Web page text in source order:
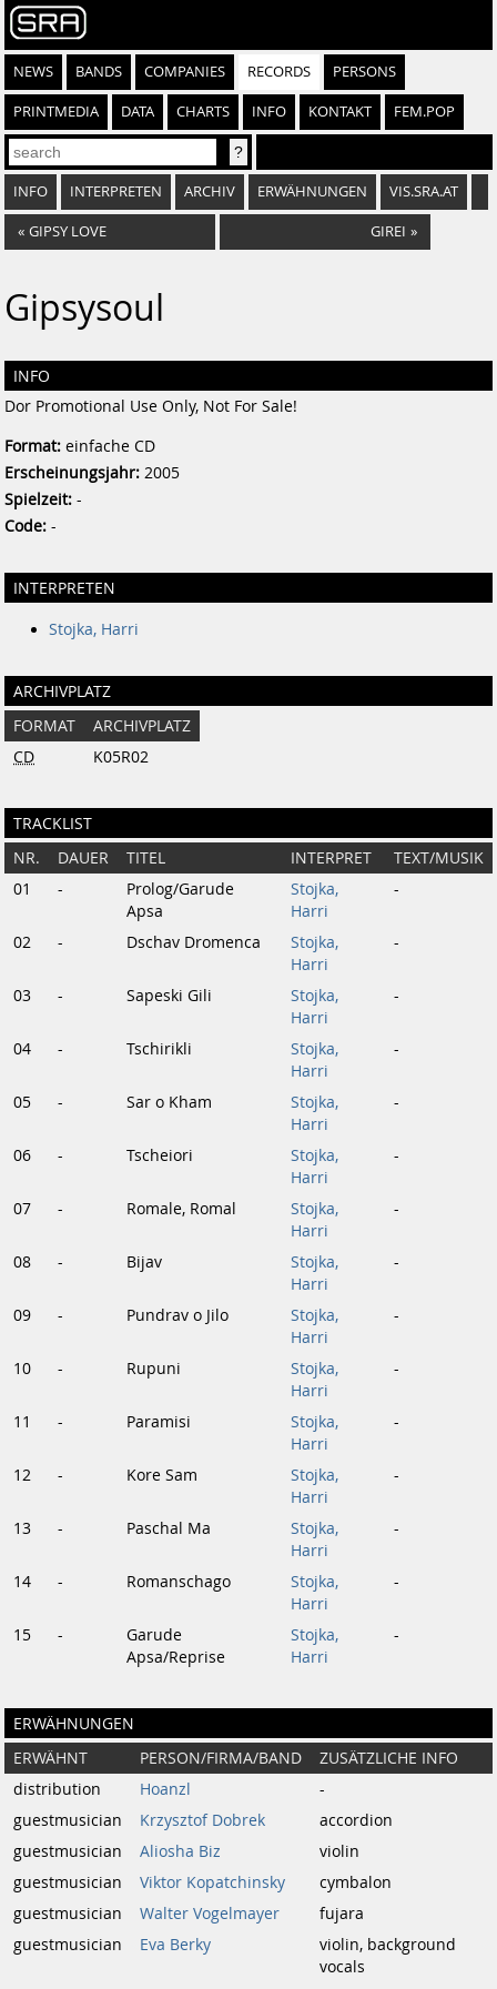
NEWS BANDS COMPANIES RECORDS PERSONS
PRINTMEDIA DATA CHARTS INFO KONTAKT FEM.POP
INFO INTERPRETEN ARCHIV ERWÄHNUNGEN VIS.SRA.AT
« GIPSY LOVE GIREI »
Gipsysoul
INFO
Dor Promotional Use Only, Not For Sale!
Format: einfache CD
Erscheinungsjahr: 2005
Spielzeit: -
Code: -
INTERPRETEN
Stojka, Harri
ARCHIVPLATZ
FORMAT
ARCHIVPLATZ
CD
K05R02
TRACKLIST
NR. DAUER TITEL INTERPRET
TEXT/MUSIK
01
-
Prolog/Garude
Apsa
Stojka,
Harri
-
02 - Dschav Dromenca
Stojka,
Harri
-
03 - Sapeski Gili
Stojka,
Harri
-
04 - Tschirikli
Stojka,
Harri
-
05 - Sar o Kham
Stojka,
Harri
-
06 - Tscheiori
Stojka,
Harri
-
07 - Romale, Romal
Stojka,
Harri
-
08 - Bijav
Stojka,
Harri
-
09 - Pundrav o Jilo
Stojka,
Harri
-
10 - Rupuni
Stojka,
Harri
-
11 - Paramisi
Stojka,
Harri
-
12 - Kore Sam
Stojka,
Harri
-
13 - Paschal Ma
Stojka,
Harri
-
14 - Romanschago
Stojka,
Harri
-
15 -
Garude
Apsa/Reprise
Stojka,
Harri
-
ERWÄHNUNGEN
ERWÄHNT PERSON/FIRMA/BAND
ZUSÄTZLICHE INFO
distribution
Hoanzl
-
guestmusician
Krzysztof Dobrek
accordion
guestmusician
Aliosha Biz
violin
guestmusician
Viktor Kopatchinsky
cymbalon
guestmusician
Walter Vogelmayer
fujara
guestmusician
Eva Berky
violin, background
vocals